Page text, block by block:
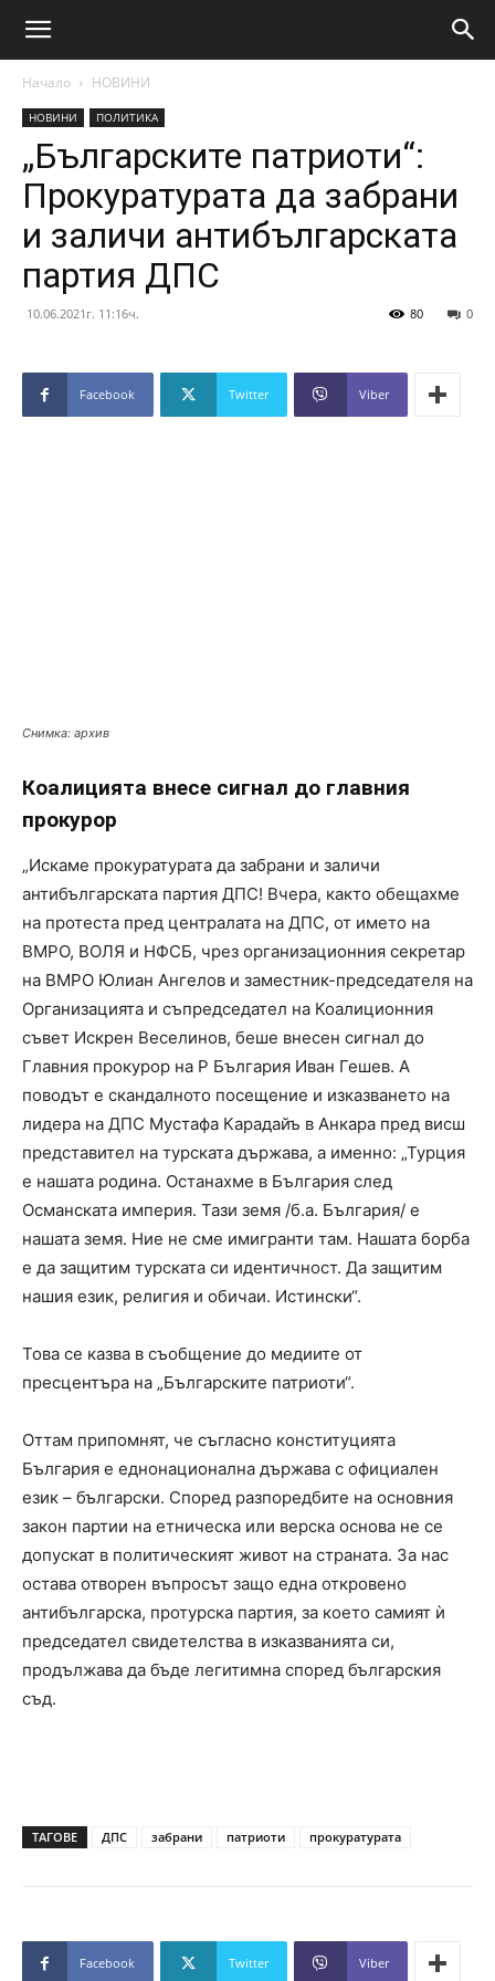
Начало НОВИНИ
НОВИНИ ПОЛИТИКА
„Българските патриоти“:
Прокуратурата да забрани
и заличи антибългарската
партия ДПС
10.06.2021г. 11:16ч. 0
80
Facebook Twitter Viber
Снимка: архив
Коалицията внесе сигнал до главния
прокурор
„Искаме прокуратурата да забрани и заличи
антибългарската партия ДПС! Вчера, както обещахме
на протеста пред централата на ДПС, от името на
ВМРО, ВОЛЯ и НФСБ, чрез организационния секретар
на ВМРО Юлиан Ангелов и заместник-председателя на
Организацията и съпредседател на Коалиционния
съвет Искрен Веселинов, беше внесен сигнал до
Главния прокурор на Р България Иван Гешев. А
поводът е скандалното посещение и изказването на
лидера на ДПС Мустафа Карадайъ в Анкара пред висш
представител на турската държава, а именно: „Турция
е нашата родина. Останахме в България след
Османската империя. Тази земя /б.а. България/ е
нашата земя. Ние не сме имигранти там. Нашата борба
е да защитим турската си идентичност. Да защитим
нашия език, религия и обичаи. Истински“.
Това се казва в съобщение до медиите от
пресцентъра на „Българските патриоти“.
Оттам припомнят, че съгласно конституцията
България е еднонационална държава с официален
език – български. Според разпоредбите на основния
закон партии на етническа или верска основа не се
допускат в политическият живот на страната. За нас
остава отворен въпросът защо една откровено
антибългарска, протурска партия, за което самият ѝ
председател свидетелства в изказванията си,
продължава да бъде легитимна според българския
съд.
ТАГОВЕ ДПС забрани патриоти прокуратурата
Facebook Twitter Viber